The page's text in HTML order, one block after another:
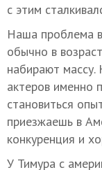
с этим
Наша проблема
обычно в
набирают
актеров именно
становиться
приезжаешь в
конкуренция и
У Тимура с